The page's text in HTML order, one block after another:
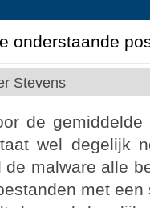
onderstaande
Stevens
de
wel degelijk
de malware alle
met